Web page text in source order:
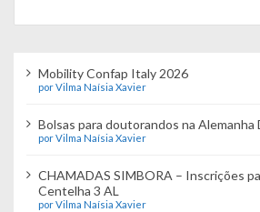
Mobility Confap Italy 2026
por Vilma Naísia Xavier
Bolsas para doutorandos na
por Vilma Naísia Xavier
CHAMADAS SIMBORA – Inscrições
Centelha 3 AL
por Vilma Naísia Xavier